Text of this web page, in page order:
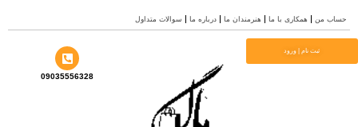
من همکاری با ما هنرمندان ما درباره ما سوالات متداول
ثبت نام | ورود
09035556328